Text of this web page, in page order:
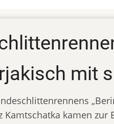
mit
Kamtschatka kamen